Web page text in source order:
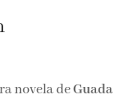
novela de